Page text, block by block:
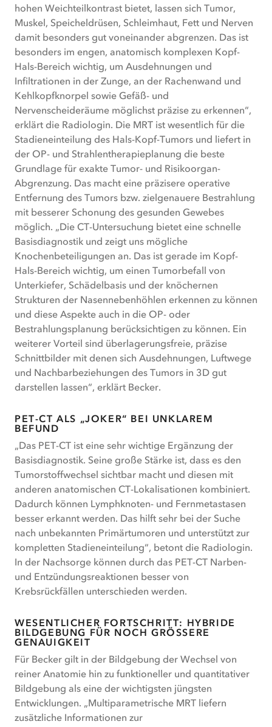
hohen Weichteilkontrast bietet, lassen sich Tumor,
Muskel, Speicheldrüsen, Schleimhaut, Fett und Nerven
damit besonders gut voneinander abgrenzen. Das ist
besonders im engen, anatomisch komplexen Kopf-
Hals-Bereich wichtig, um Ausdehnungen und
Infiltrationen in der Zunge, an der Rachenwand und
Kehlkopfknorpel sowie Gefäß- und
Nervenscheideräume möglichst präzise zu erkennen“,
erklärt die Radiologin. Die MRT ist wesentlich für die
Stadieneinteilung des Hals-Kopf-Tumors und liefert in
der OP- und Strahlentherapieplanung die beste
Grundlage für exakte Tumor- und Risikoorgan-
Abgrenzung. Das macht eine präzisere operative
Entfernung des Tumors bzw. zielgenauere Bestrahlung
mit besserer Schonung des gesunden Gewebes
möglich. „Die CT-Untersuchung bietet eine schnelle
Basisdiagnostik und zeigt uns mögliche
Knochenbeteiligungen an. Das ist gerade im Kopf-
Hals-Bereich wichtig, um einen Tumorbefall von
Unterkiefer, Schädelbasis und der knöchernen
Strukturen der Nasennebenhöhlen erkennen zu können
und diese Aspekte auch in die OP- oder
Bestrahlungsplanung berücksichtigen zu können. Ein
weiterer Vorteil sind überlagerungsfreie, präzise
Schnittbilder mit denen sich Ausdehnungen, Luftwege
und Nachbarbeziehungen des Tumors in 3D gut
darstellen lassen“, erklärt Becker.
PET-CT ALS „JOKER“ BEI UNKLAREM
BEFUND
„Das PET-CT ist eine sehr wichtige Ergänzung der
Basisdiagnostik. Seine große Stärke ist, dass es den
Tumorstoffwechsel sichtbar macht und diesen mit
anderen anatomischen CT-Lokalisationen kombiniert.
Dadurch können Lymphknoten- und Fernmetastasen
besser erkannt werden. Das hilft sehr bei der Suche
nach unbekannten Primärtumoren und unterstützt zur
kompletten Stadieneinteilung“, betont die Radiologin.
In der Nachsorge können durch das PET-CT Narben-
und Entzündungsreaktionen besser von
Krebsrückfällen unterschieden werden.
WESENTLICHER FORTSCHRITT: HYBRIDE
BILDGEBUNG FÜR NOCH GRÖSSERE G
ENAUIGKEIT
Für Becker gilt in der Bildgebung der Wechsel von
reiner Anatomie hin zu funktioneller und quantitativer
Bildgebung als eine der wichtigsten jüngsten
Entwicklungen. „Multiparametrische MRT liefern
zusätzliche Informationen zur